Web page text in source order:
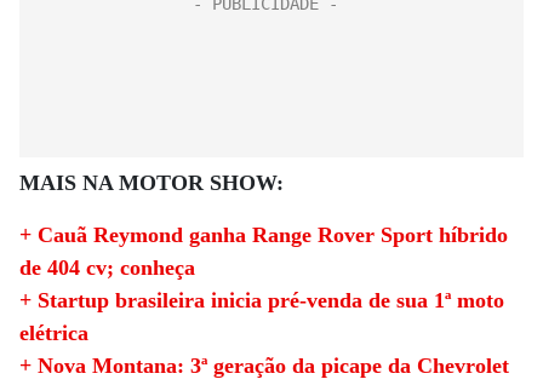
MAIS NA MOTOR SHOW:
+ Cauã Reymond ganha Range Rover Sport híbrido
de 404 cv; conheça
+ Startup brasileira inicia pré-venda de sua 1ª moto
elétrica
+ Nova Montana: 3ª geração da picape da Chevrolet